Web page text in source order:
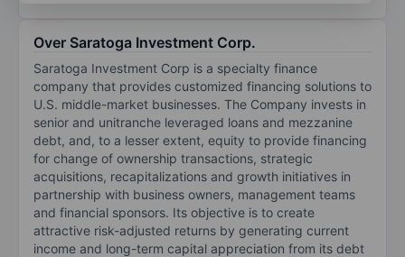
Over Saratoga Investment Corp.
Saratoga Investment Corp is a specialty finance
company that provides customized financing solutions to
U.S. middle-market businesses. The Company invests in
senior and unitranche leveraged loans and mezzanine
debt, and, to a lesser extent, equity to provide financing
for change of ownership transactions, strategic
acquisitions, recapitalizations and growth initiatives in
partnership with business owners, management teams
and financial sponsors. Its objective is to create
attractive risk-adjusted returns by generating current
income and long-term capital appreciation from its debt